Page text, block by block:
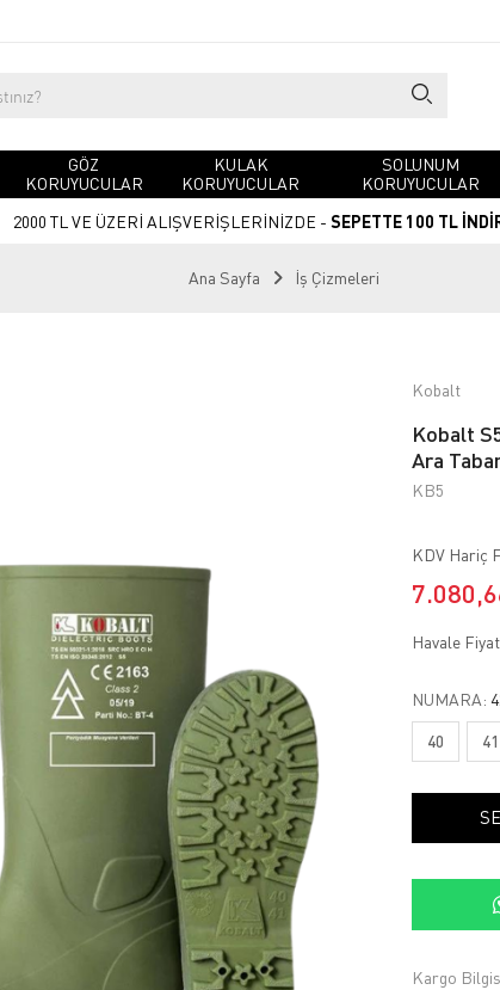
GÖZ
KORUYUCULAR
KULAK
KORUYUCULAR
SOLUNUM
KORUYUCULAR
2000 TL VE ÜZERİ ALIŞVERİŞLERİNİZDE - SEPETTE 100 TL
Ana Sayfa İş Çizmeleri
Kobalt
Kobalt
Ara
KB5
KDV Hariç
Havale
NUMARA:
40 41
Kargo